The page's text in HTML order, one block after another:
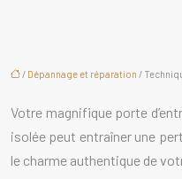
/ Dépannage et réparation /
Votre magnifique porte
isolée peut entraîner une
le charme authentique de